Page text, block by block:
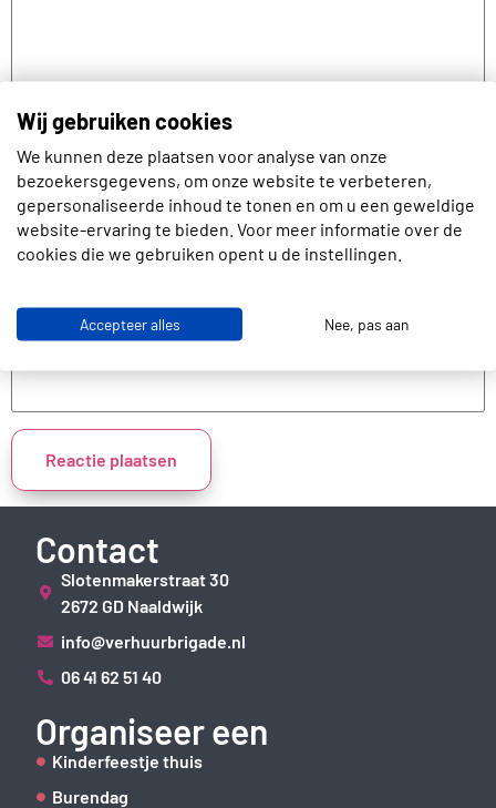
Naam
E-mail
Contact
Slotenmakerstraat 30
2672 GD Naaldwijk
info@verhuurbrigade.nl
06 41 62 51 40
Organiseer een
Kinderfeestje thuis
Burendag
Wij gebruiken cookies
We kunnen deze plaatsen voor analyse van onze
bezoekersgegevens, om onze website te verbeteren,
gepersonaliseerde inhoud te tonen en om u een geweldige
website-ervaring te bieden. Voor meer informatie over de
cookies die we gebruiken opent u de instellingen.
Accepteer alles Nee, pas aan